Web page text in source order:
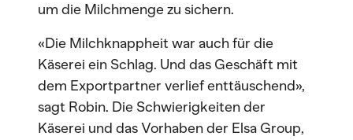
um die Milchmenge zu sichern.
«Die Milchknappheit war auch für die
Käserei ein Schlag. Und das Geschäft mit
dem Exportpartner verlief enttäuschend»,
sagt Robin. Die Schwierigkeiten der
Käserei und das Vorhaben der Elsa Group,